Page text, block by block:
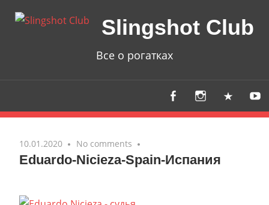
Slingshot Club
Все о рогатках
10.01.2020 No comments
Eduardo-Nicieza-Spain-Испания